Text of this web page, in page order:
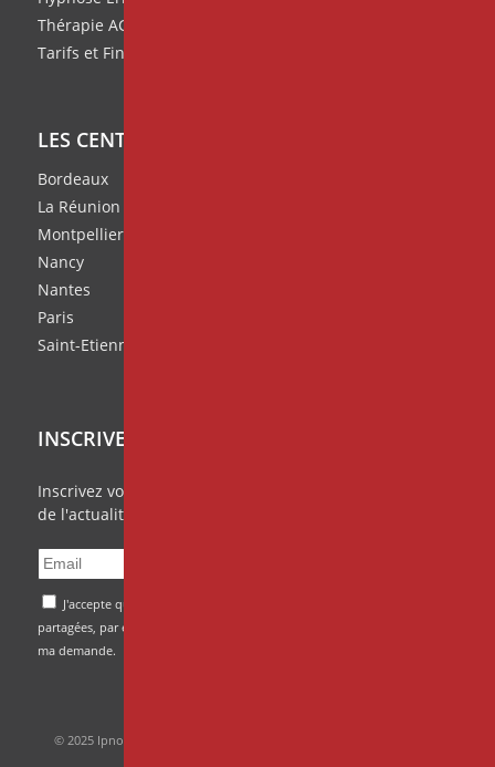
Thérapie ACT
Tarifs et Financement de nos formations
LES CENTRES IPNOSIA
Bordeaux
La Réunion
Montpellier
Nancy
Nantes
Paris
Saint-Etienne
INSCRIVEZ VOUS À NOTRE NEWSLETTER
Inscrivez vous à notre
de l'actualité de vos centres IPNOSIA!
J'accepte que mes données soient transmises et
partagées, par et entre, les centres IPNOSIA afin de traiter
ma demande.
© 2025 Ipnosia -